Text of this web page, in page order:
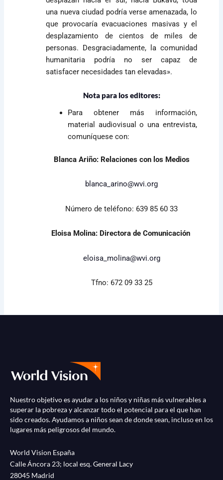
una nueva ciudad podría verse amenazada, lo
que provocaría evacuaciones masivas y el
desplazamiento de cientos de miles de
personas. Desgraciadamente, la comunidad
humanitaria podría no ser capaz de
satisfacer necesidades tan elevadas».
Nota para los editores:
Para obtener más información,
material audiovisual o una entrevista,
comuníquese con:
Blanca Ariño: Relaciones con los Medios
blanca_arino@wvi.org
Número de teléfono: 639 85 60 33
Eloisa Molina: Directora de Comunicación
eloisa_molina@wvi.org
Tfno: 672 09 33 25
Nuestro objetivo es ayudar a los niños y niñas más vulnerables a
superar la pobreza y alcanzar todo el potencial para el que han
sido creados. Ayudamos a niños sean de donde sean, incluso en los
lugares más peligrosos del mundo.
World Vision España
Calle Áncora 23; local esq. General Lacy
28045 Madrid